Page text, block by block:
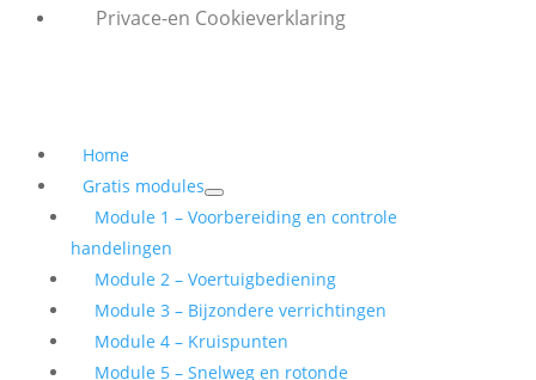
Privace-en Cookieverklaring
Home
Gratis modules
Module 1 – Voorbereiding en controle
handelingen
Module 2 – Voertuigbediening
Module 3 – Bijzondere verrichtingen
Module 4 – Kruispunten
Module 5 – Snelweg en rotonde